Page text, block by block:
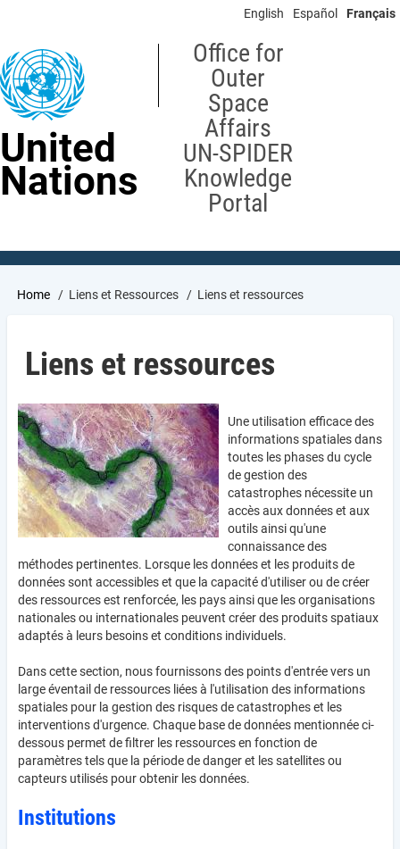
content
English Español Français
United
Nations
Office for
Outer
Space
Affairs
UN-SPIDER
Knowledge
Portal
Breadcrumb
Home Liens et Ressources Liens et ressources
Liens et ressources
Une utilisation efficace des
informations spatiales dans
toutes les phases du cycle
de gestion des
catastrophes nécessite un
accès aux données et aux
outils ainsi qu'une
connaissance des
méthodes pertinentes. Lorsque les données et les produits de
données sont accessibles et que la capacité d'utiliser ou de créer
des ressources est renforcée, les pays ainsi que les organisations
nationales ou internationales peuvent créer des produits spatiaux
adaptés à leurs besoins et conditions individuels.
Dans cette section, nous fournissons des points d'entrée vers un
large éventail de ressources liées à l'utilisation des informations
spatiales pour la gestion des risques de catastrophes et les
interventions d'urgence. Chaque base de données mentionnée ci-
dessous permet de filtrer les ressources en fonction de
paramètres tels que la période de danger et les satellites ou
capteurs utilisés pour obtenir les données.
Institutions